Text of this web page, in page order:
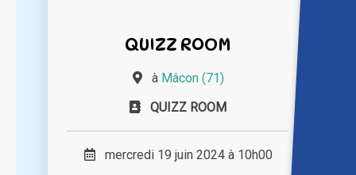
QUIZZ ROOM
à Mâcon (71)
QUIZZ ROOM
mercredi 19 juin 2024 à 10h00